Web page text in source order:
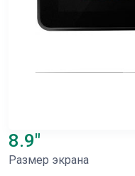
8.9"
Размер экрана